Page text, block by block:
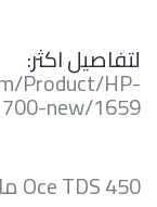
لتفاصيل اكثر:
Product/HP-
new/1659
Oce TDS 450 ماكينة لوحات هندسية ابيض و اسود